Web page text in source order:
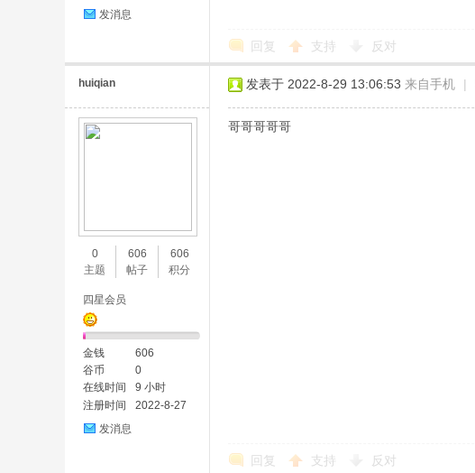
发消息
回复 支持 反对
huiqian
0
主题
606
帖子
606
积分
四星会员
金钱
606
谷币
0
在线时间
9 小时
注册时间
2022-8-27
发消息
发表于 2022-8-29 13:06:53 来自手机 |
哥哥哥哥哥
回复 支持 反对